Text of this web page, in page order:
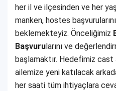
her il ve ilçesinden ve her
manken, hostes
beklemekteyiz. Önceliğimiz
Başvurularını ve
başlamaktır. Hedefimiz cast
ailemize yeni katılacak
her saati tüm ihtiyaçlara